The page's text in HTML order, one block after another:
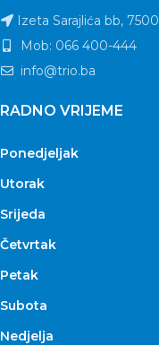
Izeta Sarajlića bb,
Mob: 066 400-444
info@trio.ba
RADNO VRIJEME
Ponedjeljak
Utorak
Srijeda
Četvrtak
Petak
Subota
Nedjelja